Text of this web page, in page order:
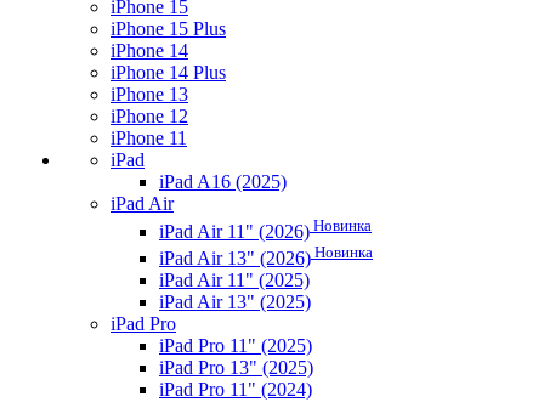
iPhone 15
iPhone 15 Plus
iPhone 14
iPhone 14 Plus
iPhone 13
iPhone 12
iPhone 11
iPad
iPad A16 (2025)
iPad Air
iPad Air 11" (2026) Новинка
iPad Air 13" (2026) Новинка
iPad Air 11" (2025)
iPad Air 13" (2025)
iPad Pro
iPad Pro 11" (2025)
iPad Pro 13" (2025)
iPad Pro 11" (2024)